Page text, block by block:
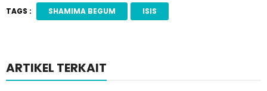
TAGS : SHAMIMA BEGUM ISIS
ARTIKEL TERKAIT